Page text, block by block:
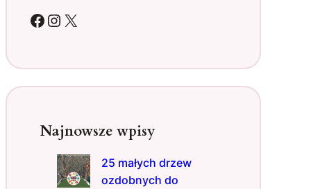
n
i
r
u
z
Facebook Instagram X
Najnowsze wpisy
25 małych drzew
ozdobnych do